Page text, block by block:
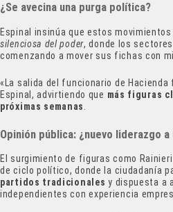
¿Se avecina una purga política?
Espinal insinúa que estos
silenciosa del poder, donde los
comenzando a mover sus fichas con
«La salida del funcionario de
Espinal, advirtiendo que más figuras
próximas semanas
Opinión pública: ¿nuevo liderazgo a
El surgimiento de figuras como
de ciclo político, donde la ciudadanía
partidos tradicionales y dispuesta a
independientes con experiencia